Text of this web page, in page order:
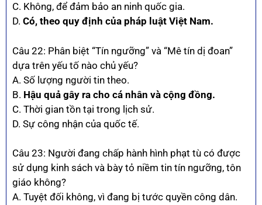
C. Không, để đảm bảo an ninh quốc gia.
D. Có, theo quy định của pháp luật Việt Nam.
Câu 22: Phân biệt “Tín ngưỡng” và “Mê tín dị đoan”
dựa trên yếu tố nào chủ yếu?
A. Số lượng người tin theo.
B. Hậu quả gây ra cho cá nhân và cộng đồng.
C. Thời gian tồn tại trong lịch sử.
D. Sự công nhận của quốc tế.
Câu 23: Người đang chấp hành hình phạt tù có được
sử dụng kinh sách và bày tỏ niềm tin tín ngưỡng, tôn
giáo không?
A. Tuyệt đối không, vì đang bị tước quyền công dân.